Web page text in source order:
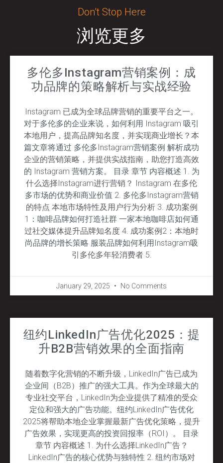
Don’t Stop Here
浏览更多
多伦多Instagram营销案例：成
功品牌的策略解析与实战经验
Instagram 已成为全球品牌营销的重要平台之一。
对于多伦多的企业来说，如何利用 Instagram 吸引
本地用户，提高品牌知名度，并实现商业增长？本
篇文章将通过 多伦多Instagram营销案例 解析成功
企业的营销策略，并提供实战指南，助您打造高效
的 Instagram 营销方案。 目录 章节 内容概述 1. 为
什么选择Instagram进行营销？ Instagram 在多伦
多市场的优势和商业价值 2. 多伦多Instagram营销
的特点 本地市场特性及用户行为分析 3. 成功案例
1：咖啡品牌如何打造社群 一家本地咖啡店如何通
过社交媒体提升品牌知名度 4. 成功案例2：本地时
尚品牌的增长策略 服装品牌如何利用Instagram吸
引多伦多年轻消费者 5.
January 29, 2025 No Comments
纽约LinkedIn广告优化2025：提
升B2B营销效果的全面指南
随着数字化营销的不断升级，LinkedIn广告已成为
企业间（B2B）推广的强大工具。作为全球最大的
专业社交平台，LinkedIn为企业提供了精准的受众
定位和强大的广告功能。纽约LinkedIn广告优化
2025将帮助本地企业掌握最新广告优化策略，提升
广告效果，实现更高的投资回报率（ROI）。 目录
章节 内容概述 1. 为什么选择LinkedIn广告？
LinkedIn广告的核心优势与独特性 2. 纽约市场对